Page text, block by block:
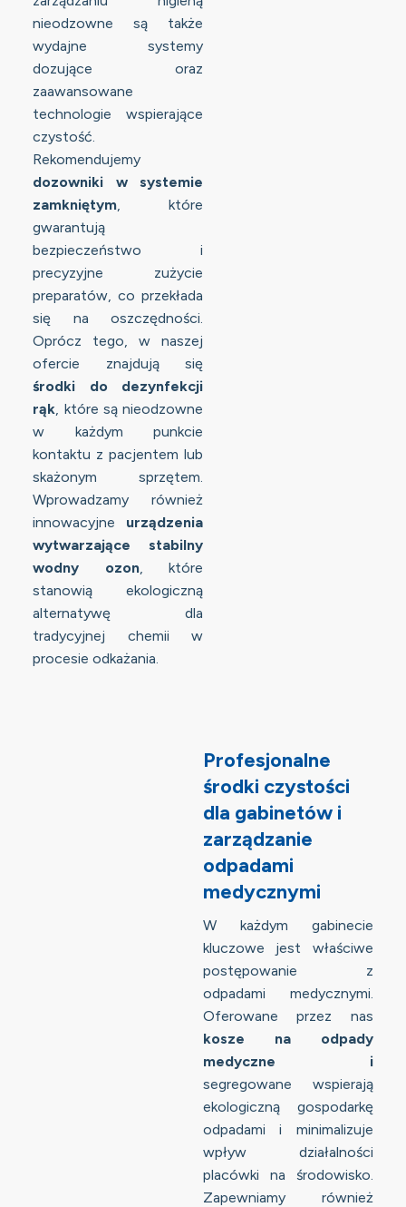
nieodzowne są także
wydajne systemy
dozujące oraz
zaawansowane
technologie wspierające
czystość.
Rekomendujemy
dozowniki w systemie
zamkniętym, które
gwarantują
bezpieczeństwo i
precyzyjne zużycie
preparatów, co przekłada
się na oszczędności.
Oprócz tego, w naszej
ofercie znajdują się
środki do dezynfekcji
rąk, które są nieodzowne
w każdym punkcie
kontaktu z pacjentem lub
skażonym sprzętem.
Wprowadzamy również
innowacyjne urządzenia
wytwarzające stabilny
wodny ozon, które
stanowią ekologiczną
alternatywę dla
tradycyjnej chemii w
procesie odkażania.
Profesjonalne
środki czystości
dla gabinetów i
zarządzanie
odpadami
medycznymi
W każdym gabinecie
kluczowe jest właściwe
postępowanie z
odpadami medycznymi.
Oferowane przez nas
kosze na odpady
medyczne i
segregowane wspierają
ekologiczną gospodarkę
odpadami i minimalizuje
wpływ działalności
placówki na środowisko.
Zapewniamy również